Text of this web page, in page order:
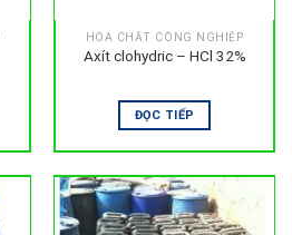
HÓA CHẤT CÔNG NGHIỆP
Axít clohydric – HCl 32%
ĐỌC TIẾP